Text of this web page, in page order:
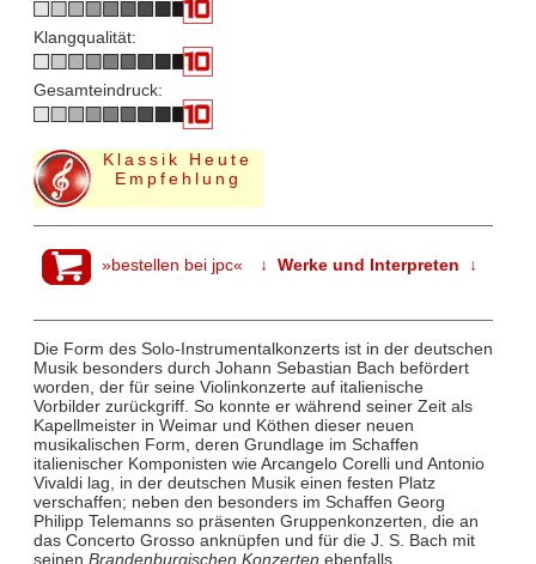
Klangqualität:
Gesamteindruck:
Klassik Heute
Empfehlung
»bestellen bei jpc« ↓ Werke und Interpreten ↓
Die Form des Solo-Instrumentalkonzerts ist in der deutschen
Musik besonders durch Johann Sebastian Bach befördert
worden, der für seine Violinkonzerte auf italienische
Vorbilder zurückgriff. So konnte er während seiner Zeit als
Kapellmeister in Weimar und Köthen dieser neuen
musikalischen Form, deren Grundlage im Schaffen
italienischer Komponisten wie Arcangelo Corelli und Antonio
Vivaldi lag, in der deutschen Musik einen festen Platz
verschaffen; neben den besonders im Schaffen Georg
Philipp Telemanns so präsenten Gruppenkonzerten, die an
das Concerto Grosso anknüpfen und für die J. S. Bach mit
seinen Brandenburgischen Konzerten ebenfalls